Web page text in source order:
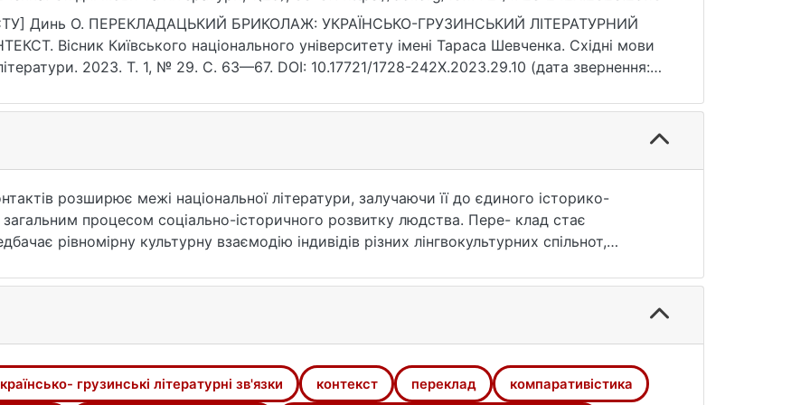
Динь О. ПЕРЕКЛАДАЦЬКИЙ БРИКОЛАЖ: УКРАЇНСЬКО-ГРУЗИНСЬКИЙ ЛІТЕРАТУРНИЙ
Вісник Київського національного університету імені Тараса Шевченка. Східні мови
2023. Т. 1, № 29. С. 63—67. DOI: 10.17721/1728-242X.2023.29.10 (дата звернення:
розширює межі національної літератури, залучаючи її до єдиного історико-
процесом соціально-історичного розвитку людства. Пере- клад стає
рівномірну культурну взаємодію індивідів різних лінгвокультурних спільнот,
як біографічний, компаративний, культурно-історичний і метод рецептивної естетики.
багато наукових робіт, а також аналізуємо творічість Рауля Чілачави.
видів перекладу посідає художній переклад, оскільки крім змісту, він має на меті
поглядів автора першотвору, який належить до певної культури й репрезентує її. Тому
здібностями, щоб крім змісту твору, передати ще й духовний посил першоджерела.
літературні зв'язки на творчість і перекла- дацьку діяльність Рауля Чілачави;
грузинські літературні зв'язки контекст переклад компаративістика